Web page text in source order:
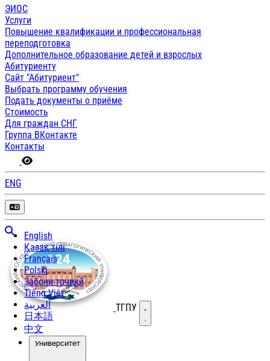
ЭИОС
Услуги
Повышение квалификации и профессиональная
переподготовка
Дополнительное образование детей и взрослых
Абитуриенту
Сайт "Абитуриент"
Выбрать программу обучения
Подать документы о приёме
Стоимость
Для граждан СНГ
Группа ВКонтакте
Контакты
ENG
English
Қазақ тілі
Français
Polski
Забони тоҷикӣ
Tiếng Việt
العربية
日本語
中文
ТГПУ Открыть меню
Университет